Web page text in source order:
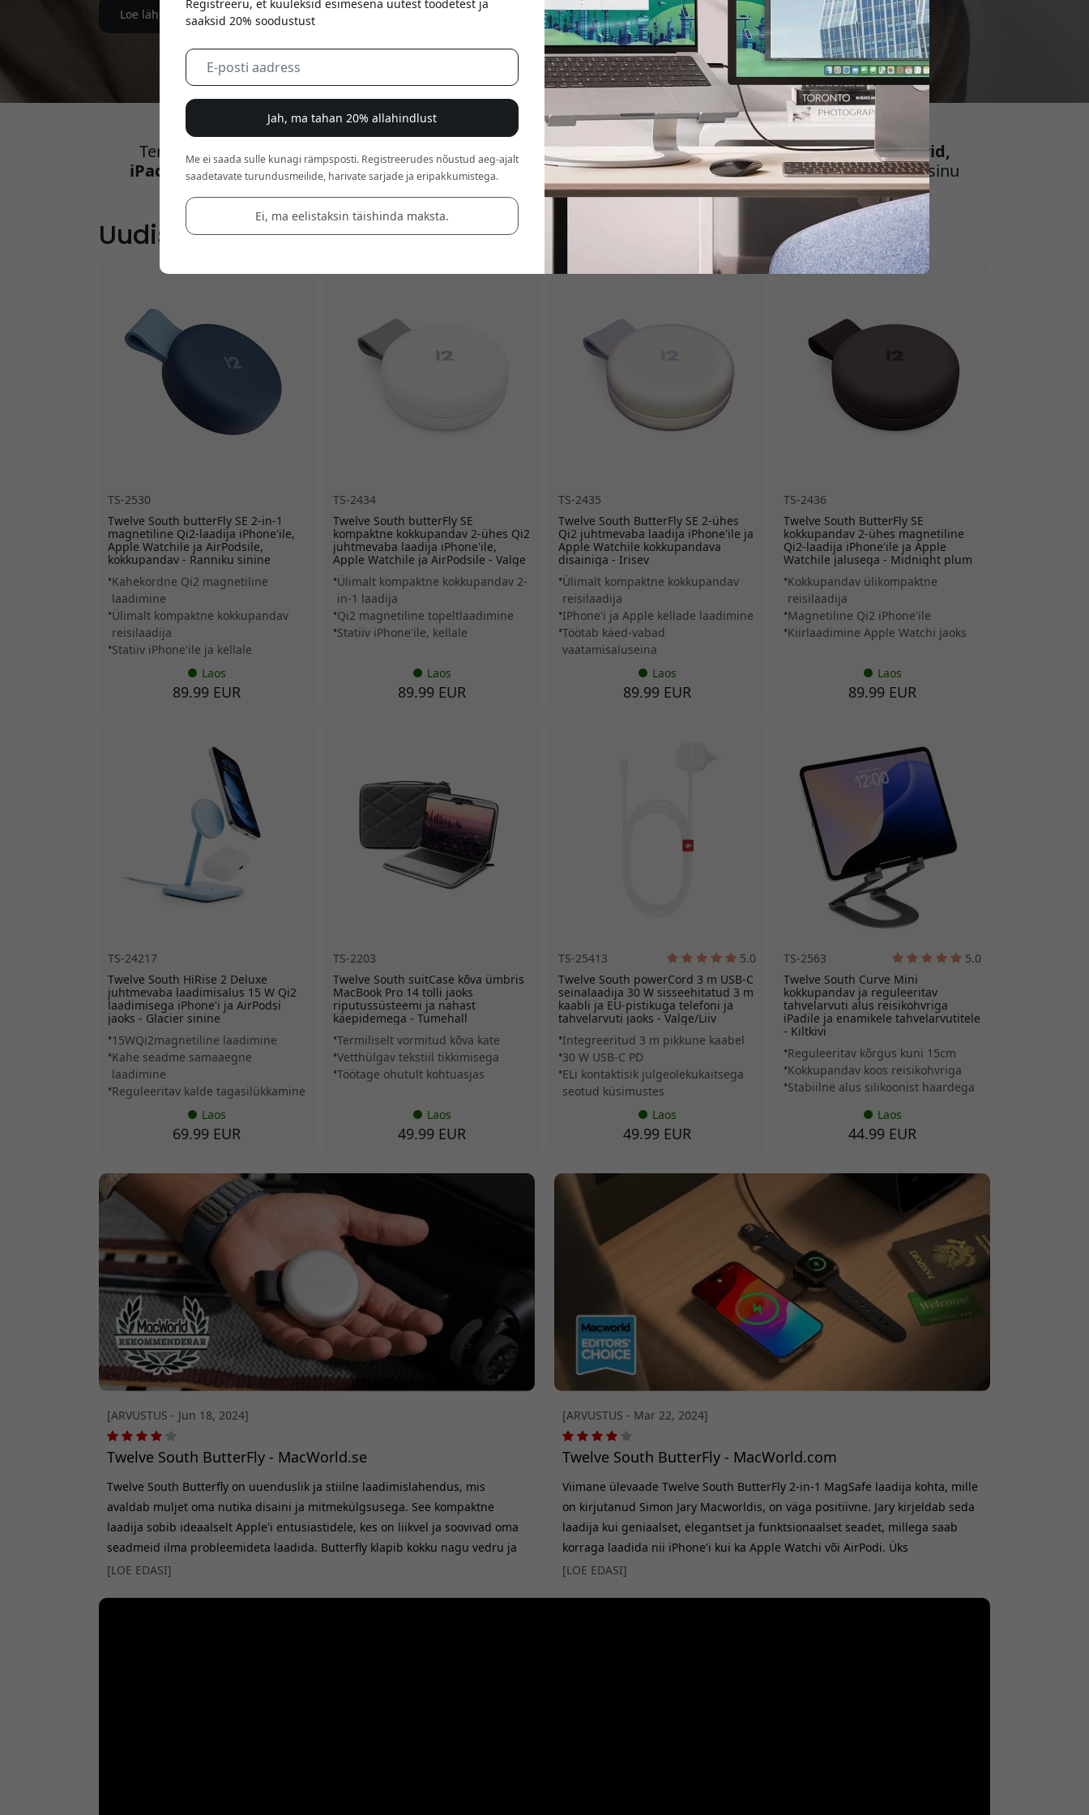
Loe lähemalt
Tere tulemast Twelve South® Eesti - ametlikul Apple lisatarvikute tarnijal. Siit leiadMacBooki statiivid,
iPadi statiivid,iPhone'i laadijad,AirPodi tarvikud ja muuduuenduslikudlahendused, mis parandavad sinu
Apple kogemust.
Uudised! Premiumtarvikud MacBookile, iPadile ja iPhone'ile
TS-2530
Twelve South butterFly SE 2-in-1
magnetiline Qi2-laadija iPhone'ile,
Apple Watchile ja AirPodsile,
kokkupandav - Ranniku sinine
Kahekordne Qi2 magnetiline
laadimine
Ülimalt kompaktne kokkupandav
reisilaadija
Statiiv iPhone'ile ja kellale
Laos
89.99 EUR
TS-2434
Twelve South butterFly SE
kompaktne kokkupandav 2-ühes Qi2
juhtmevaba laadija iPhone'ile,
Apple Watchile ja AirPodsile - Valge
Ülimalt kompaktne kokkupandav 2-
in-1 laadija
Qi2 magnetiline topeltlaadimine
Statiiv iPhone'ile, kellale
Laos
89.99 EUR
TS-2435
Twelve South ButterFly SE 2-ühes
Qi2 juhtmevaba laadija iPhone'ile ja
Apple Watchile kokkupandava
disainiga - Irisev
Ülimalt kompaktne kokkupandav
reisilaadija
IPhone'i ja Apple kellade laadimine
Töötab käed-vabad
vaatamisaluseina
Laos
89.99 EUR
TS-2436
Twelve South ButterFly SE
kokkupandav 2-ühes magnetiline
Qi2-laadija iPhone'ile ja Apple
Watchile jalusega - Midnight plum
Kokkupandav ülikompaktne
reisilaadija
Magnetiline Qi2 iPhone'ile
Kiirlaadimine Apple Watchi jaoks
Laos
89.99 EUR
TS-24217
Twelve South HiRise 2 Deluxe
juhtmevaba laadimisalus 15 W Qi2
laadimisega iPhone'i ja AirPodsi
jaoks - Glacier sinine
15WQi2magnetiline laadimine
Kahe seadme samaaegne
laadimine
Reguleeritav kalde tagasilükkamine
Laos
69.99 EUR
TS-2203
Twelve South suitCase kõva ümbris
MacBook Pro 14 tolli jaoks
riputussüsteemi ja nahast
käepidemega - Tumehall
Termiliselt vormitud kõva kate
Vetthülgav tekstiil tikkimisega
Töötage ohutult kohtuasjas
Laos
49.99 EUR
TS-25413
5.0
Twelve South powerCord 3 m USB-C
seinalaadija 30 W sisseehitatud 3 m
kaabli ja EU-pistikuga telefoni ja
tahvelarvuti jaoks - Valge/Liiv
Integreeritud 3 m pikkune kaabel
30 W USB-C PD
ELi kontaktisik julgeolekukaitsega
seotud küsimustes
Laos
49.99 EUR
TS-2563
5.0
Twelve South Curve Mini
kokkupandav ja reguleeritav
tahvelarvuti alus reisikohvriga
iPadile ja enamikele tahvelarvutitele
- Kiltkivi
Reguleeritav kõrgus kuni 15cm
Kokkupandav koos reisikohvriga
Stabiilne alus silikoonist haardega
Laos
44.99 EUR
[ARVUSTUS - Jun 18, 2024]
Twelve South ButterFly - MacWorld.se
Twelve South Butterfly on uuenduslik ja stiilne laadimislahendus, mis
avaldab muljet oma nutika disaini ja mitmekülgsusega. See kompaktne
laadija sobib ideaalselt Apple'i entusiastidele, kes on liikvel ja soovivad oma
seadmeid ilma probleemideta laadida. Butterfly klapib kokku nagu vedru ja
paljastab hästi organiseeritud laadimisjaama. See pakub ruumi iPhone'i,
[LOE EDASI]
[ARVUSTUS - Mar 22, 2024]
Twelve South ButterFly - MacWorld.com
Viimane ülevaade Twelve South ButterFly 2-in-1 MagSafe laadija kohta, mille
on kirjutanud Simon Jary Macworldis, on väga positiivne. Jary kirjeldab seda
laadija kui geniaalset, elegantset ja funktsionaalset seadet, millega saab
korraga laadida nii iPhone'i kui ka Apple Watchi või AirPodi. Üks
muljetavaldavamaid aspekte on selle kiire laadimiskiirus. Laadija on Apple'i
[LOE EDASI]
Registreeru, et kuuleksid esimesena uutest toodetest ja
saaksid 20% soodustust
Jah, ma tahan 20% allahindlust
Me ei saada sulle kunagi rämpsposti. Registreerudes nõustud aeg-ajalt
saadetavate turundusmeilide, harivate sarjade ja eripakkumistega.
Ei, ma eelistaksin täishinda maksta.